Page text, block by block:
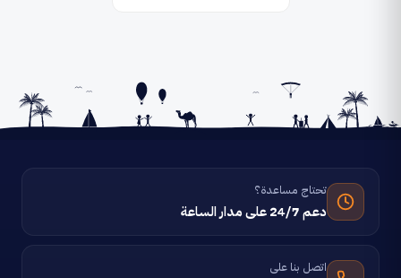
تحتاج مساعدة؟
دعم 24/7 على مدار الساعة
اتصل بنا على